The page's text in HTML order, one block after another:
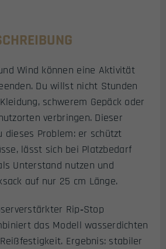
Wind können eine Aktivität
Du willst nicht Stunden
schwerem Gepäck oder
verbringen. Dieser
dieses Problem: er schützt
lässt sich bei Platzbedarf
Unterstand nutzen und
auf nur 25 cm Länge.
Rip‑Stop
das Modell wasserdichten
Ergebnis: stabiler